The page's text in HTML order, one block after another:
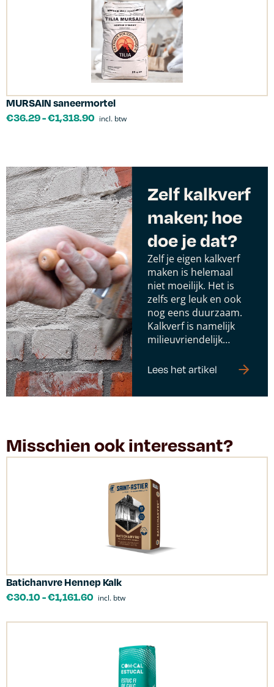
MURSAIN saneermortel
€36.29-€1,318.90 incl. btw
Zelf kalkverf
maken; hoe
doe je dat?
Zelf je eigen kalkverf
maken is helemaal
niet moeilijk. Het is
zelfs erg leuk en ook
nog eens duurzaam.
Kalkverf is namelijk
milieuvriendelijk…
Lees het artikel
Misschien ook interessant?
Batichanvre Hennep Kalk
€30.10-€1,161.60 incl. btw